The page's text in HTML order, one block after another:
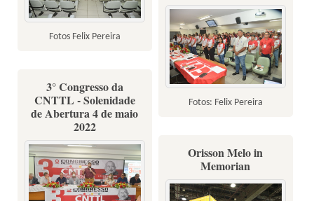
Fotos Felix Pereira
Fotos: Felix Pereira
3° Congresso da
CNTTL - Solenidade
de Abertura 4 de maio
2022
Orisson Melo in
Memorian